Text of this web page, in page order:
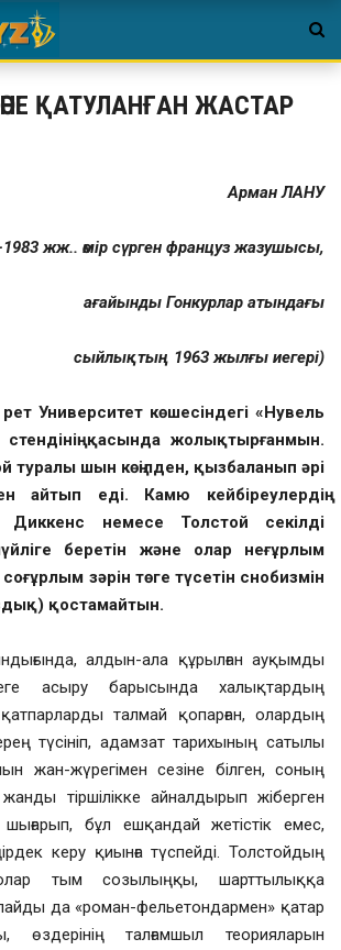
ҚАТУЛАНҒАН ЖАСТАР
Арман ЛАНУ
жж.. өмір сүрген француз жазушысы,
ағайынды Гонкурлар атындағы
сыйлықтың 1963 жылғы иегері)
Университет көшесіндегі «Нувель
қасында жолықтырғанмын.
туралы шын көңілден, қызбаланып әрі
айтып еді. Камю кейбіреулердің
Диккенс немесе Толстой секілді
беретін және олар неғұрлым
зәрін төге түсетін снобизмін
қостамайтын.
алдын-ала құрылған ауқымды
асыру барысында халықтардың
қатпарларды талмай қопарған, олардың
түсініп, адамзат тарихының сатылы
жан-жүрегімен сезіне білген, соның
тіршілікке айналдырып жіберген
шығарып, бұл ешқандай жетістік емес,
керу қиынға түспейді. Толстойдың
тым созылыңқы, шарттылыққа
да «роман-фельетондармен» қатар
талғамшыл теорияларын